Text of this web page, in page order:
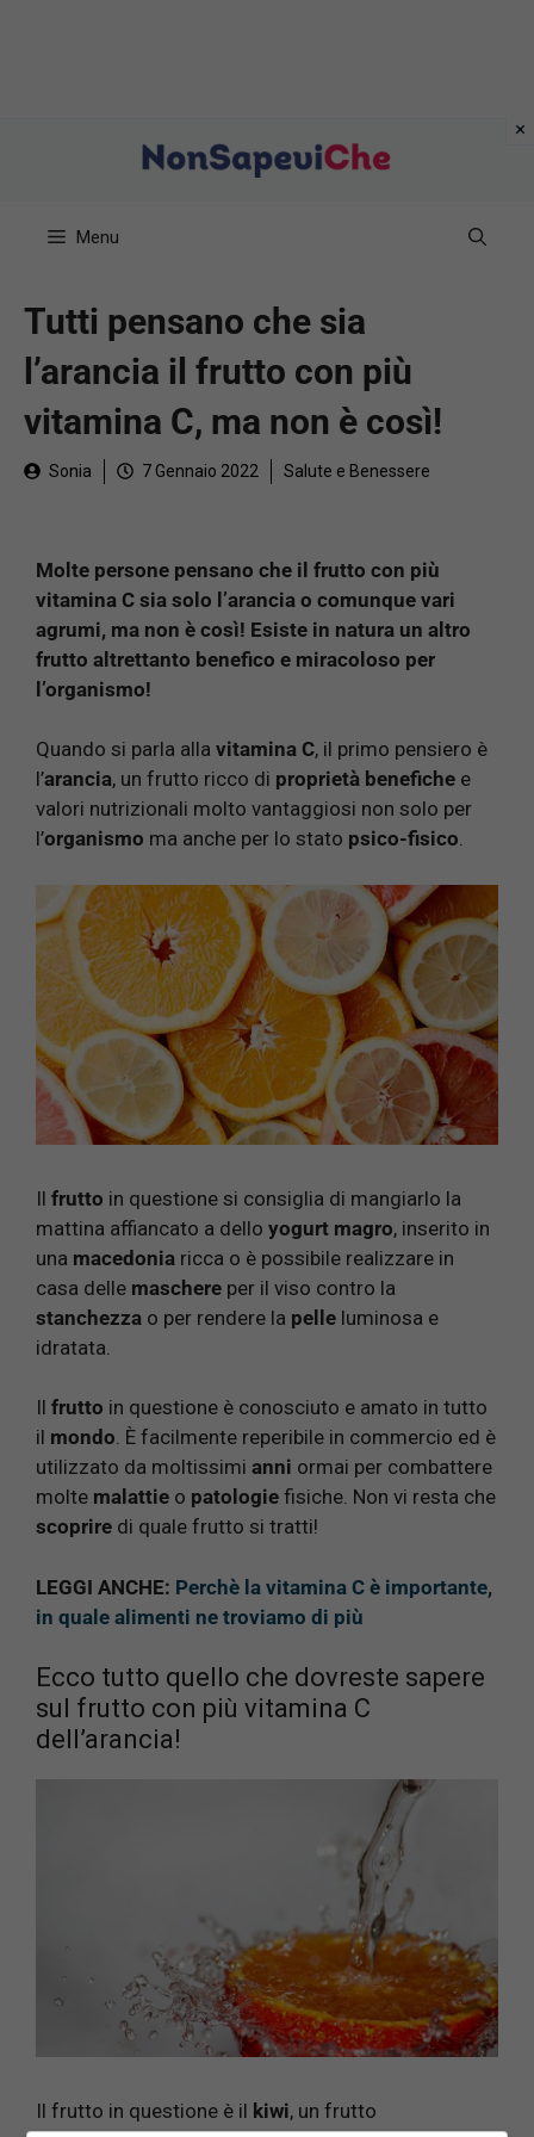
Menu
Tutti pensano che sia
l’arancia il frutto con più
vitamina C, ma non è così!
Sonia 7 Gennaio 2022 Salute e Benessere
Molte persone pensano che il frutto con più
vitamina C sia solo l’arancia o comunque vari
agrumi, ma non è così! Esiste in natura un altro
frutto altrettanto benefico e miracoloso per
l’organismo!
Quando si parla alla vitamina C, il primo pensiero è
l’arancia, un frutto ricco di proprietà benefiche e
valori nutrizionali molto vantaggiosi non solo per
l’organismo ma anche per lo stato psico-fisico.
Il frutto in questione si consiglia di mangiarlo la
mattina affiancato a dello yogurt magro, inserito in
una macedonia ricca o è possibile realizzare in
casa delle maschere per il viso contro la
stanchezza o per rendere la pelle luminosa e
idratata.
Il frutto in questione è conosciuto e amato in tutto
il mondo. È facilmente reperibile in commercio ed è
utilizzato da moltissimi anni ormai per combattere
molte malattie o patologie fisiche. Non vi resta che
scoprire di quale frutto si tratti!
LEGGI ANCHE: Perchè la vitamina C è importante,
in quale alimenti ne troviamo di più
Ecco tutto quello che dovreste sapere
sul frutto con più vitamina C
dell’arancia!
Il frutto in questione è il kiwi, un frutto